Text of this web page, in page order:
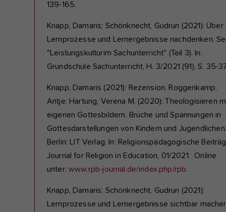
139-165.
Knapp, Damaris; Schönknecht, Gudrun (2021): Über
Lernprozesse und Lernergebnisse nachdenken.
"Leistungskulturim Sachunterricht" (Teil 3). In:
Grundschule Sachunterricht, H. 3/2021 (91), S. 35-
Knapp, Damaris (2021): Rezension. Roggenkamp,
Antje; Hartung, Verena M. (2020): Theologisieren
eigenen Gottesbildern. Brüche und Spannungen in
Gottesdarstellungen von Kindern und Jugendlichen.
Berlin: LIT Verlag. In: Religionspädagogische
Journal for Religion in Education, 01/2021. Online
unter:www.rpb-journal.de/index.php/rpb.
Knapp, Damaris; Schönknecht, Gudrun (2021):
Lernprozesse und Lernergebnisse sichtbar